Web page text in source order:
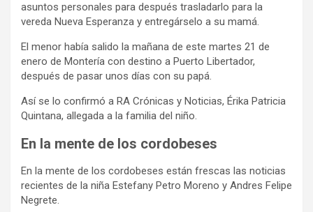
asuntos personales para después trasladarlo para la
vereda Nueva Esperanza y entregárselo a su mamá.
El menor había salido la mañana de este martes 21 de
enero de Montería con destino a Puerto Libertador,
después de pasar unos días con su papá.
Así se lo confirmó a RA Crónicas y Noticias, Érika Patricia
Quintana, allegada a la familia del niño.
En la mente de los cordobeses
En la mente de los cordobeses están frescas las noticias
recientes de la niña Estefany Petro Moreno y Andres Felipe
Negrete.